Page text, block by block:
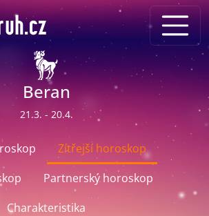
Beran
21.3. - 20.4.
Zítřejší horoskop
Partnerský horoskop
Charakteristika